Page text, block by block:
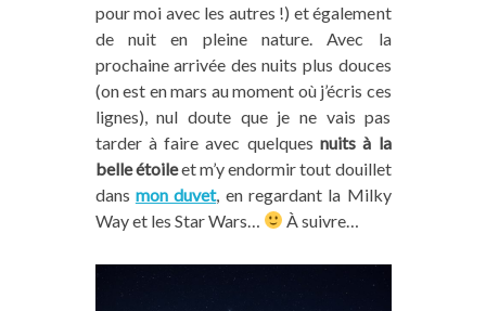
pour moi avec les autres !) et également
de nuit en pleine nature. Avec la
prochaine arrivée des nuits plus douces
(on est en mars au moment où j’écris ces
lignes), nul doute que je ne vais pas
tarder à faire avec quelques nuits à la
belle étoileet m’y endormir tout douillet
dans mon duvet, en regardant la Milky
Way et les Star Wars…
À suivre…